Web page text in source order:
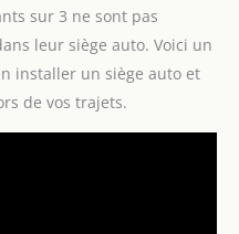
sur 3 ne sont pas
leur siège auto. Voici un
installer un siège auto et
de vos trajets.